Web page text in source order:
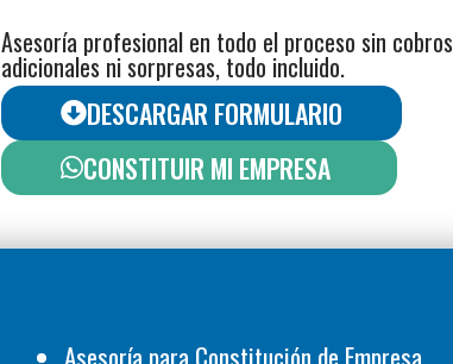
Asesoría profesional en todo el proceso sin cobros
adicionales ni sorpresas, todo incluido.
DESCARGAR FORMULARIO
CONSTITUIR MI EMPRESA
Asesoría para Constitución de Empresa